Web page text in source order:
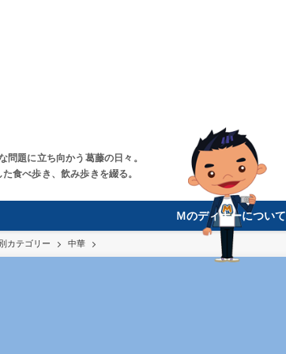
問題に立ち向かう葛藤の日々。
食べ歩き、飲み歩きを綴る。
Ｍのディナーについて
カテゴリー 中華